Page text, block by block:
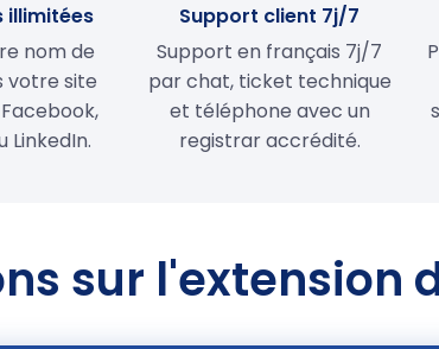
illimitées
nom de
votre site
LinkedIn.
Support client 7j/7
Support en français 7j/7
par chat, ticket technique
et téléphone avec un
registrar accrédité.
sur l'extension